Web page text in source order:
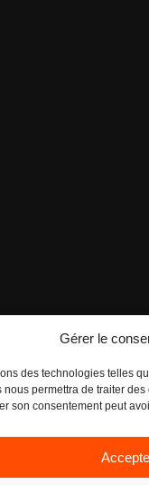
Gérer le
des technologies telles
permettra de traiter
son consentement peut